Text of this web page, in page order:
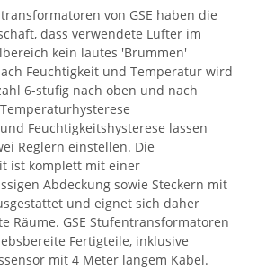
von GSE haben die
dass verwendete Lüfter im
kein lautes 'Brummen'
Feuchtigkeit und Temperatur wird
6-stufig nach oben und nach
Feuchtigkeitshysterese lassen
Reglern einstellen. Die
ist komplett mit einer
Abdeckung sowie Steckern mit
und eignet sich daher
Räume. GSE Stufentransformatoren
Fertigteile, inklusive
mit 4 Meter langem Kabel.